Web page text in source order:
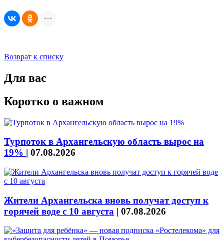
Возврат к списку
Для вас
Коротко о важном
Турпоток в Архангельскую область вырос на
19% | 07.08.2026
Жители Архангельска вновь получат доступ к
горячей воде с 10 августа | 07.08.2026